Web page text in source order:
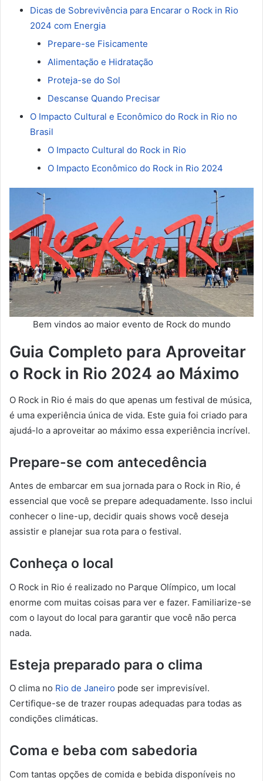
Dicas de Sobrevivência para Encarar o Rock in Rio
2024 com Energia
Prepare-se Fisicamente
Alimentação e Hidratação
Proteja-se do Sol
Descanse Quando Precisar
O Impacto Cultural e Econômico do Rock in Rio no
Brasil
O Impacto Cultural do Rock in Rio
O Impacto Econômico do Rock in Rio 2024
Bem vindos ao maior evento de Rock do mundo
Guia Completo para Aproveitar
o Rock in Rio 2024 ao Máximo
O Rock in Rio é mais do que apenas um festival de música,
é uma experiência única de vida. Este guia foi criado para
ajudá-lo a aproveitar ao máximo essa experiência incrível.
Prepare-se com antecedência
Antes de embarcar em sua jornada para o Rock in Rio, é
essencial que você se prepare adequadamente. Isso inclui
conhecer o line-up, decidir quais shows você deseja
assistir e planejar sua rota para o festival.
Conheça o local
O Rock in Rio é realizado no Parque Olímpico, um local
enorme com muitas coisas para ver e fazer. Familiarize-se
com o layout do local para garantir que você não perca
nada.
Esteja preparado para o clima
O clima no Rio de Janeiro pode ser imprevisível.
Certifique-se de trazer roupas adequadas para todas as
condições climáticas.
Coma e beba com sabedoria
Com tantas opções de comida e bebida disponíveis no